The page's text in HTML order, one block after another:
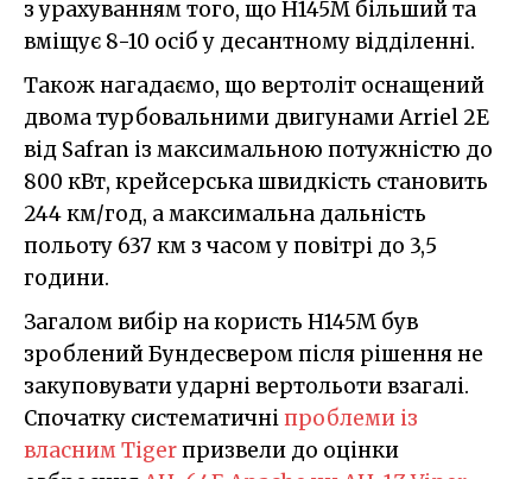
з урахуванням того, що H145M більший та
вміщує 8-10 осіб у десантному відділенні.
Також нагадаємо, що вертоліт оснащений
двома турбовальними двигунами Arriel 2E
від Safran із максимальною потужністю до
800 кВт, крейсерська швидкість становить
244 км/год, а максимальна дальність
польоту 637 км з часом у повітрі до 3,5
години.
Загалом вибір на користь H145M був
зроблений Бундесвером після рішення не
закуповувати ударні вертольоти взагалі.
Спочатку систематичніпроблеми із
власним Tigerпризвели до оцінки